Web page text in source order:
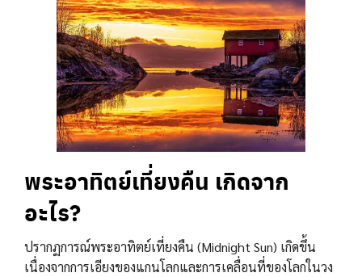
พระอาทิตย์เที่ยงคืน เกิดจาก
อะไร?
ปรากฏการณ์พระอาทิตย์เที่ยงคืน (Midnight Sun) เกิดขึ้น
เนื่องจากการเอียงของแกนโลกและการเคลื่อนที่ของโลกในวง